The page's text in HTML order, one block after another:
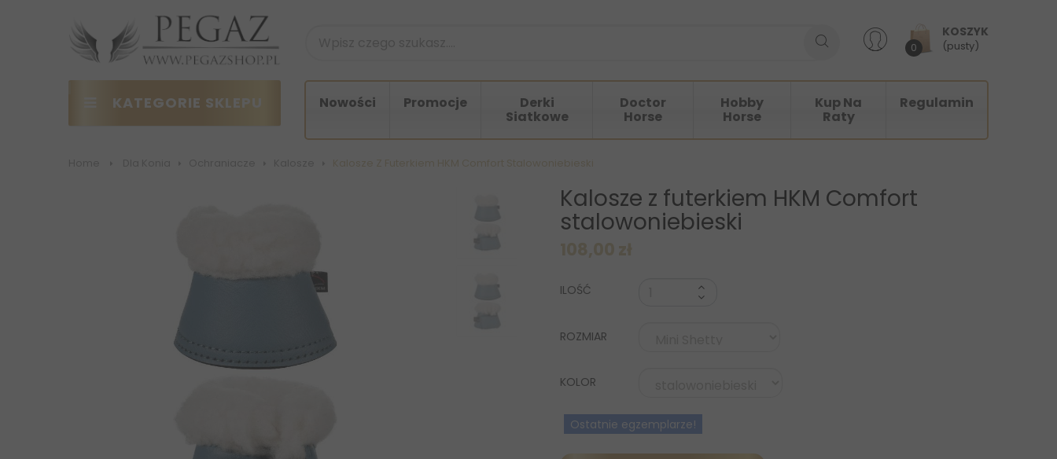
KOSZYK
0 (pusty)
KATEGORIE SKLEPU Nowości Promocje Derki
Siatkowe
Doctor
Horse
Hobby
Horse
Kup Na
Raty
Regulamin
Kalosze z futerkiem HKM Comfort
stalowoniebieski
ILOŚĆ
ROZMIAR
KOLOR
Ostatnie egzemplarze!